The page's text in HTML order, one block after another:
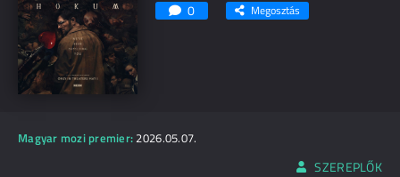
0 Megosztás
Magyar mozi premier: 2026.05.07.
SZEREPLŐK